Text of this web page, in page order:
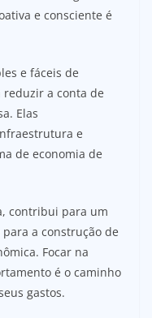
e consciente é
e fáceis de
a conta de
Elas
e
de economia de
contribui para um
a construção de
Focar na
é o caminho
gastos.